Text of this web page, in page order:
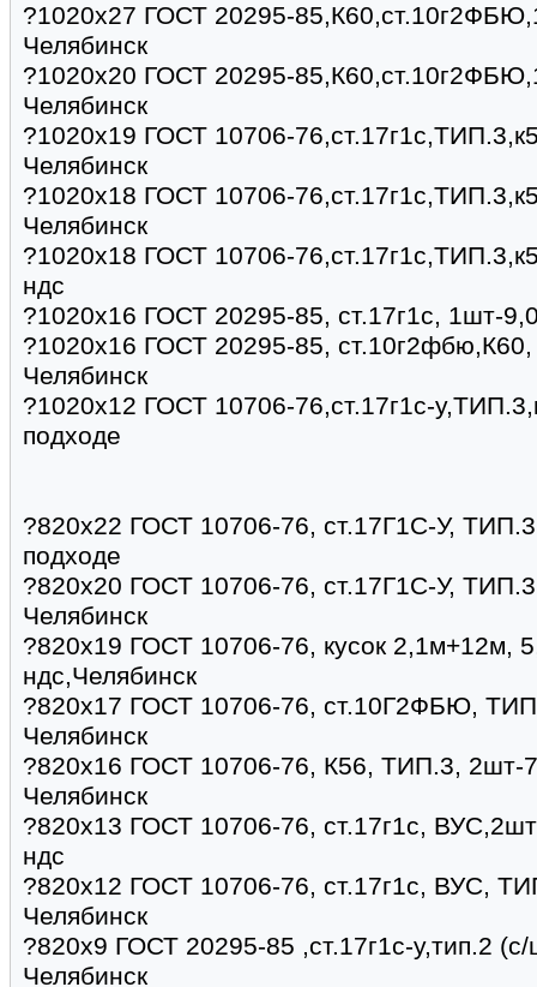
?1020х27 ГОСТ 20295-
Челябинск
?1020х20 ГОСТ 20295-
Челябинск
?1020х19 ГОСТ 10706-
Челябинск
?1020х18 ГОСТ 10706-
Челябинск
?1020х18 ГОСТ 10706-
ндс
?1020х16 ГОСТ 20295-85, ст.17г1с, 1шт-
?1020х16 ГОСТ 20295-85,
Челябинск
?1020х12 ГОСТ 10706-76,ст.17г1с-
подходе
?820х22 ГОСТ 10706-76, ст.17Г1С-У,
подходе
?820х20 ГОСТ 10706-76, ст.17Г1С-У,
Челябинск
?820х19 ГОСТ 10706-76, кусок 2,1м+12м,
ндс,Челябинск
?820х17 ГОСТ 10706-76, ст.10Г2ФБЮ,
Челябинск
?820х16 ГОСТ 10706-76, К56, ТИП.3, 2шт-
Челябинск
?820х13 ГОСТ 10706-76, ст.17г1с,
ндс
?820х12 ГОСТ 10706-76, ст.17г1с, ВУС,
Челябинск
?820x9 ГОСТ 20295-85 ,ст.17г1с-у,тип.2
Челябинск